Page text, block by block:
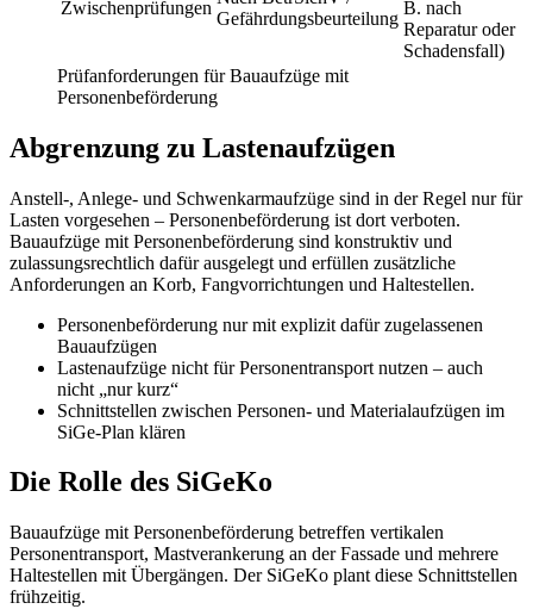
Zwischenprüfungen
Gefährdungsbeurteilung
B. nach
Reparatur oder
Schadensfall)
Prüfanforderungen für Bauaufzüge mit
Personenbeförderung
Abgrenzung zu Lastenaufzügen
Anstell-, Anlege- und Schwenkarmaufzüge sind in der Regel nur für
Lasten vorgesehen – Personenbeförderung ist dort verboten.
Bauaufzüge mit Personenbeförderung sind konstruktiv und
zulassungsrechtlich dafür ausgelegt und erfüllen zusätzliche
Anforderungen an Korb, Fangvorrichtungen und Haltestellen.
Personenbeförderung nur mit explizit dafür zugelassenen
Bauaufzügen
Lastenaufzüge nicht für Personentransport nutzen – auch
nicht „nur kurz“
Schnittstellen zwischen Personen- und Materialaufzügen im
SiGe-Plan klären
Die Rolle des SiGeKo
Bauaufzüge mit Personenbeförderung betreffen vertikalen
Personentransport, Mastverankerung an der Fassade und mehrere
Haltestellen mit Übergängen. Der SiGeKo plant diese Schnittstellen
frühzeitig.